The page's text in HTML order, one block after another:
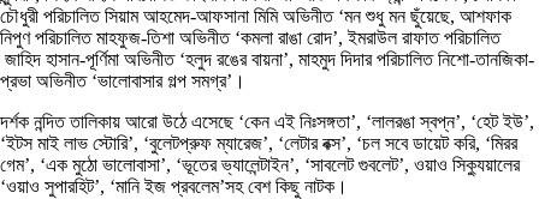
চৌধুরী পরিচালিত সিয়াম আহমেদ-আফসানা মিমি অভিনীত ‘মন শুধু মন ছুঁয়েছে, আশফাক
নিপুণ পরিচালিত মাহফুজ-তিশা অভিনীত ‘কমলা রাঙা রোদ’, ইমরাউল রাফাত পরিচালিত
জাহিদ হাসান-পূর্ণিমা অভিনীত ‘হলুদ রঙের বায়না’, মাহমুদ দিদার পরিচালিত নিশো-তানজিকা-
প্রভা অভিনীত ‘ভালোবাসার গল্প সমগ্র’।
দর্শক নন্দিত তালিকায় আরো উঠে এসেছে ‘কেন এই নিঃসঙ্গতা’, ‘লালরঙা স্বপ্ন’, ‘হেট ইউ’,
‘ইটস মাই লাভ স্টোরি’, ‘বুলেটপ্রুফ ম্যারেজ’, ‘লেটার বক্স’, ‘চল সবে ডায়েট করি, ‘মিরর
গেম’, ‘এক মুঠো ভালোবাসা’, ‘ভূতের ভ্যালেন্টাইন’, ‘সাবলেট গুবলেট’, ওয়াও সিক্যুয়ালের
‘ওয়াও সুপারহিট’, ‘মানি ইজ প্রবলেম’সহ বেশ কিছু নাটক।